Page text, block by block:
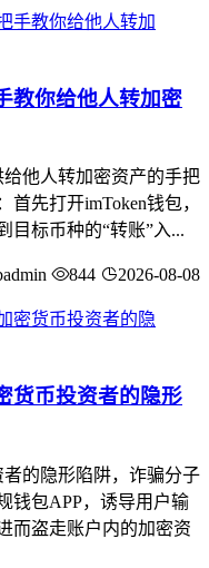
教你给他人转加密
他人转加密资产的手把
先打开imToken钱包，
目标币种的“转账”入...
844 2026-08-08
货币投资者的隐形
的隐形陷阱，诈骗分子
钱包APP，诱导用户输
而盗走账户内的加密资